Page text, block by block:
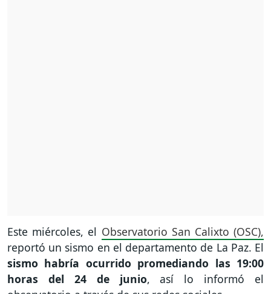
Este miércoles, el Observatorio San Calixto (OSC),
reportó un sismo en el departamento de La Paz. El
sismo habría ocurrido promediando las 19:00
horas del 24 de junio, así lo informó el